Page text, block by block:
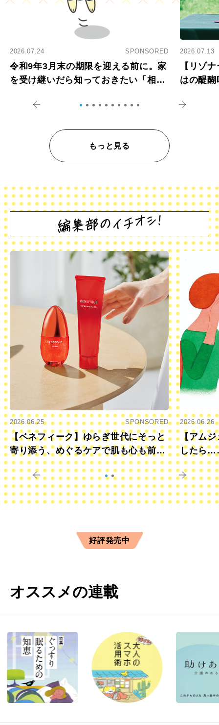
2026.07.24 SPONSORED
令和9年3月末の期限を迎える前に。家
を受け継いだら知っておきたい「相続
2026.07.13
【リゾ
はの醍
もっと見る
2026.06.25 SPONSORED
【ベネフィーク】ゆらぎ世代にそっと
寄り添う、めぐるケアで肌も心も前向
きに
2026.06.26
【アムジ
したら
すか？
好評発売中
オススメの連載